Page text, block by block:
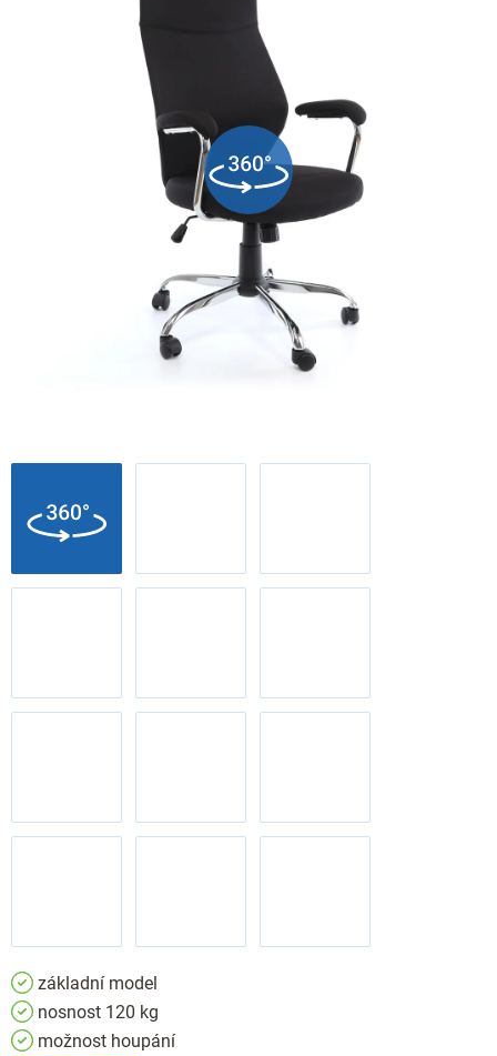
základní model
nosnost 120 kg
možnost houpání